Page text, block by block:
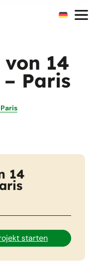
14
Paris
14
starten